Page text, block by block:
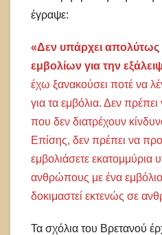
έγραψε:
«Δεν υπάρχει απολύτως
εμβολίων για την
έχω ξανακούσει ποτέ να
για τα εμβόλια. Δεν πρέπει
που δεν διατρέχουν
Επίσης, δεν πρέπει να
εμβολιάσετε εκατομμύρια
ανθρώπους με ένα
δοκιμαστεί εκτενώς σε
Τα σχόλια του Βρετανού